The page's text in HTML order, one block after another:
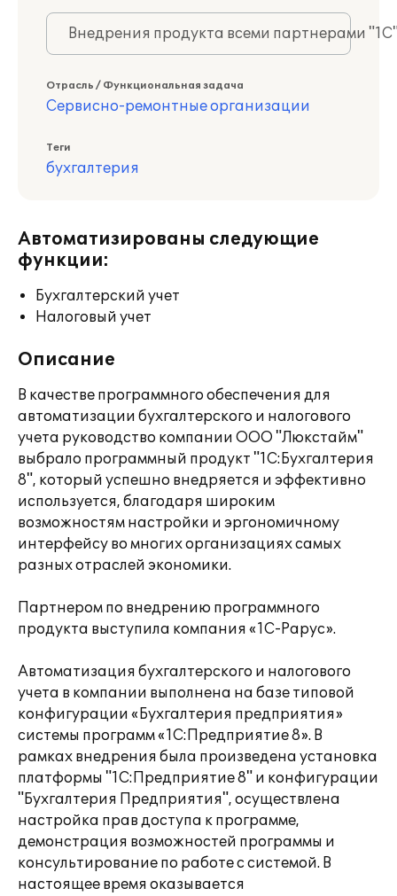
Внедрения продукта всеми партнерами
Отрасль / Функциональная задача
Сервисно-ремонтные организации
Теги
бухгалтерия
Автоматизированы следующие
функции:
Бухгалтерский учет
Налоговый учет
Описание
В качестве программного обеспечения для
автоматизации бухгалтерского и налогового
учета руководство компании ООО "Люкстайм"
выбрало программный продукт "1С:Бухгалтерия
8", который успешно внедряется и эффективно
используется, благодаря широким
возможностям настройки и эргономичному
интерфейсу во многих организациях самых
разных отраслей экономики.
Партнером по внедрению программного
продукта выступила компания «1С-Рарус».
Автоматизация бухгалтерского и налогового
учета в компании выполнена на базе типовой
конфигурации «Бухгалтерия предприятия»
системы программ «1С:Предприятие 8». В
рамках внедрения была произведена установка
платформы "1С:Предприятие 8" и конфигурации
"Бухгалтерия Предприятия", осуществлена
настройка прав доступа к программе,
демонстрация возможностей программы и
консультирование по работе с системой. В
настоящее время оказывается